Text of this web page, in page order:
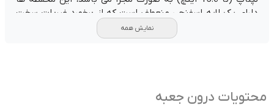
دارای یک لایه اسفنجی منعطف است که از برخورد ضربات سخت
به بدنه لپتاپ جلوگیری می کند. همچنین بند این کوله از طریق
تسمه های پارچه ای مقاوم قابل تنظیم می باشد تا حمل آن برای
نمایش همه
محتویات درون جعبه